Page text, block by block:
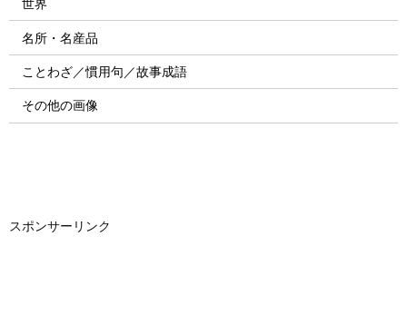
世界
名所・名産品
ことわざ／慣用句／故事成語
その他の画像
スポンサーリンク